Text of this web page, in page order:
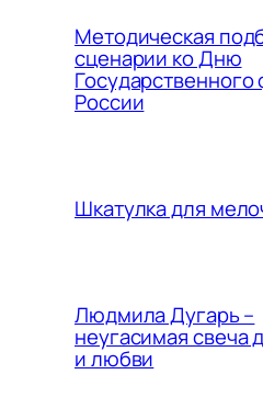
Методическая
сценарии ко Дню
Государственного
России
Шкатулка для
Людмила Дугарь –
неугасимая свеча
и любви